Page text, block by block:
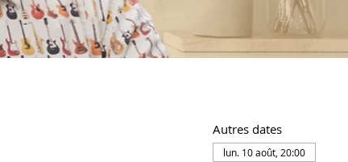
Autres dates
lun. 10 août, 20:00